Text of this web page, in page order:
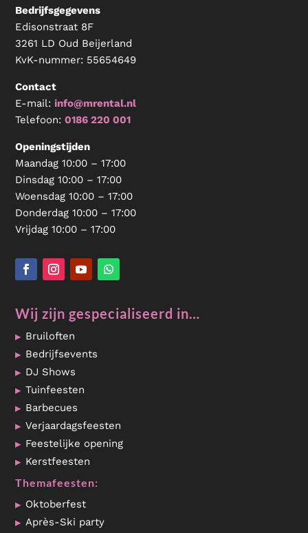
Bedrijfsgegevens
Edisonstraat 8F
3261 LD Oud Beijerland
KvK-nummer: 55654649
Contact
E-mail:info@mrental.nl
Telefoon:0186 220 001
Openingstijden
Maandag 10:00 – 17:00
Dinsdag 10:00 – 17:00
Woensdag 10:00 – 17:00
Donderdag 10:00 – 17:00
Vrijdag 10:00 – 17:00
Wij zijn gespecialiseerd in…
Bruiloften
Bedrijfsevents
DJ Shows
Tuinfeesten
Barbecues
Verjaardagsfeesten
Feestelijke opening
Kerstfeesten
Themafeesten:
Oktoberfest
Après-Ski party